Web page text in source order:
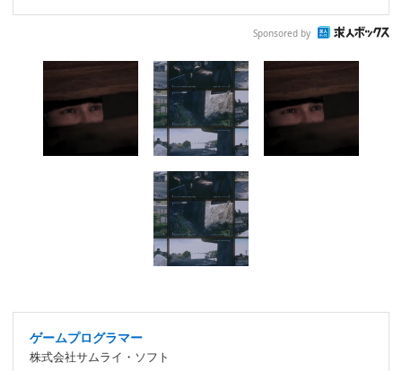
Sponsored by
ゲームプログラマー
株式会社サムライ・ソフト